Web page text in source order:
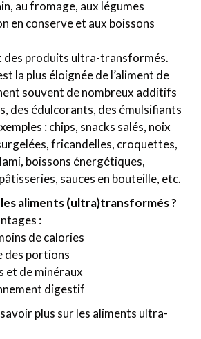
au fromage, aux légumes
en conserve et aux boissons
des produits ultra-transformés.
la plus éloignée de l’aliment de
souvent de nombreux additifs
des édulcorants, des émulsifiants
: chips, snacks salés, noix
fricandelles, croquettes,
boissons énergétiques,
sauces en bouteille, etc.
aliments (ultra)transformés ?
:
de calories
des portions
et de minéraux
digestif
plus sur les aliments ultra-